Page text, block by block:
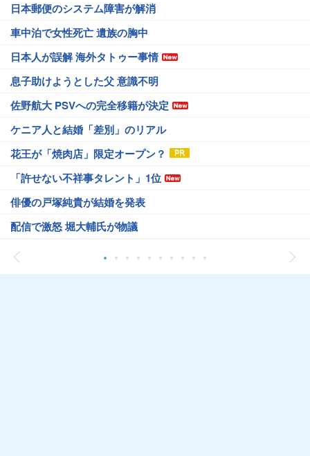
日本郵便のシステム障害が解消
車中泊で女性死亡 遺族の胸中
日本人が誤解 海外タトゥー事情
息子助けようとした父 意識不明
佐野航大 PSVへの完全移籍が決定
ケニア人と結婚「差別」のリアル
花王が「焼肉店」限定オープン？
「許せない不祥事タレント」1位
俳優の戸塚純貴が結婚を発表
配信で激怒 堀大輔氏が物議